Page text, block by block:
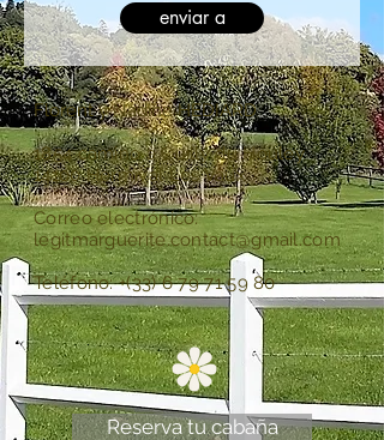
enviar a
Florent y Nadine HEDIARD
1854 camino a Ouilly du Houley
14100 Hermival Les Vaux
Correo electrónico:
legitmarguerite.contact@gmail.com
Teléfono: +(33)6 79 71 59 80
Reserva tu cabaña